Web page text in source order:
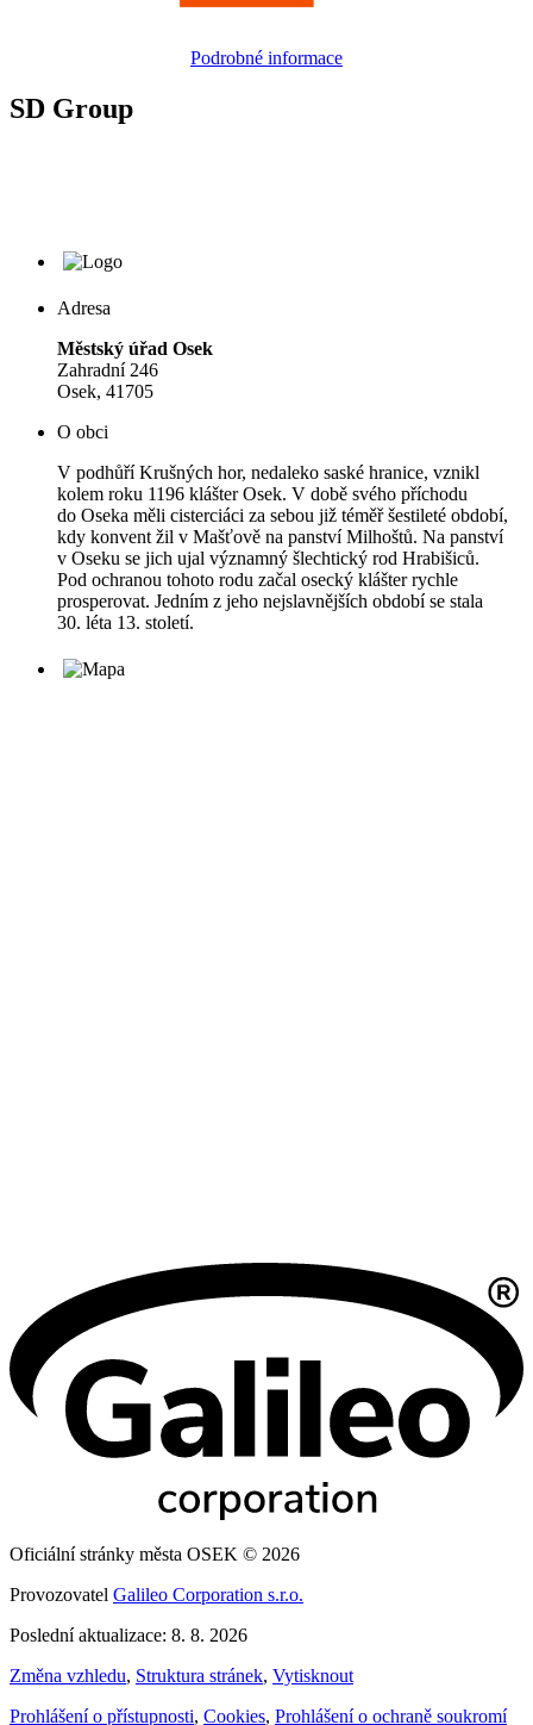
Podrobné informace
SD Group
Adresa
Městský úřad Osek
Zahradní 246
Osek, 41705
O obci
V podhůří Krušných hor, nedaleko saské hranice, vznikl
kolem roku 1196 klášter Osek. V době svého příchodu
do Oseka měli cisterciáci za sebou již téměř šestileté období,
kdy konvent žil v Mašťově na panství Milhoštů. Na panství
v Oseku se jich ujal významný šlechtický rod Hrabišiců.
Pod ochranou tohoto rodu začal osecký klášter rychle
prosperovat. Jedním z jeho nejslavnějších období se stala
30. léta 13. století.
Oficiální stránky města OSEK © 2026
Provozovatel Galileo Corporation s.r.o.
Poslední aktualizace: 8. 8. 2026
Změna vzhledu, Struktura stránek, Vytisknout
Prohlášení o přístupnosti, Cookies, Prohlášení o ochraně soukromí